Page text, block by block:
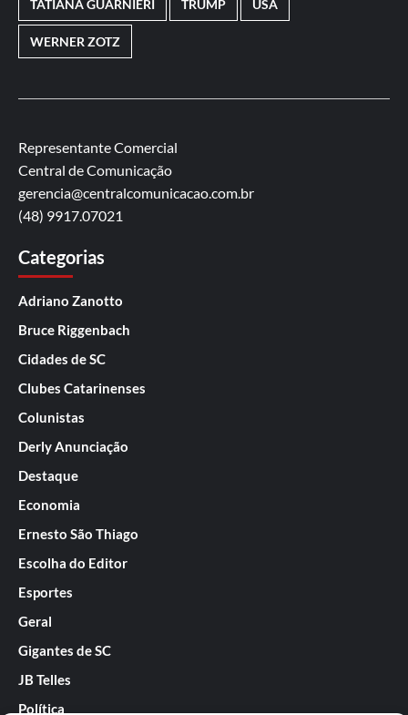
TATIANA GUARNIERI TRUMP USA
WERNER ZOTZ
Representante Comercial
Central de Comunicação
gerencia@centralcomunicacao.com.br
(48) 9917.07021
Categorias
Adriano Zanotto
Bruce Riggenbach
Cidades de SC
Clubes Catarinenses
Colunistas
Derly Anunciação
Destaque
Economia
Ernesto São Thiago
Escolha do Editor
Esportes
Geral
Gigantes de SC
JB Telles
Política